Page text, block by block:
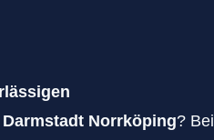
Norrköping? Bei